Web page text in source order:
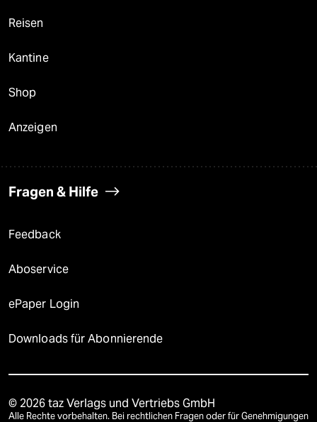
Reisen
Kantine
Shop
Anzeigen
Fragen & Hilfe
Feedback
Aboservice
ePaper Login
Downloads für Abonnierende
© 2026 taz Verlags und Vertriebs GmbH
Alle Rechte vorbehalten. Bei rechtlichen Fragen oder für Genehmigungen